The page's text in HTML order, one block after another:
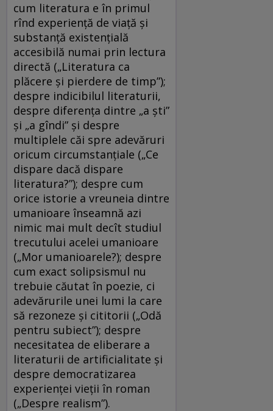
cum literatura e în primul
rînd experiență de viață și
substanță existențială
accesibilă numai prin lectura
directă („Literatura ca
plăcere și pierdere de timp”);
despre indicibilul literaturii,
despre diferența dintre „a ști”
și „a gîndi” și despre
multiplele căi spre adevăruri
oricum circumstanțiale („Ce
dispare dacă dispare
literatura?”); despre cum
orice istorie a vreuneia dintre
umanioare înseamnă azi
nimic mai mult decît studiul
trecutului acelei umanioare
(„Mor umanioarele?); despre
cum exact solipsismul nu
trebuie căutat în poezie, ci
adevărurile unei lumi la care
să rezoneze și cititorii („Odă
pentru subiect”); despre
necesitatea de eliberare a
literaturii de artificialitate și
despre democratizarea
experienței vieții în roman
(„Despre realism”).